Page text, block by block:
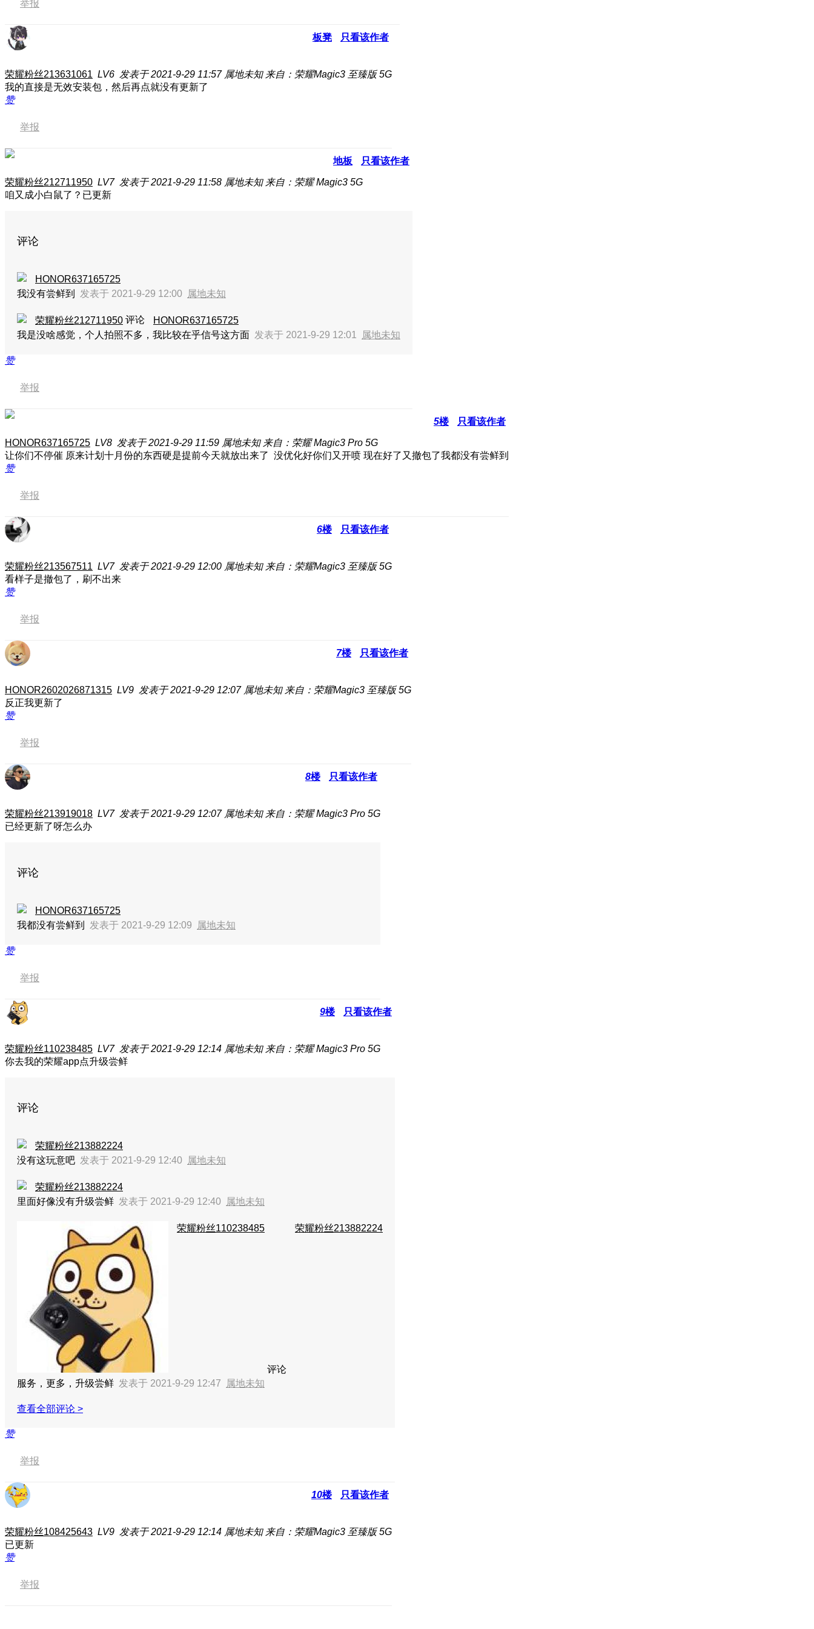
举报
板凳 只看该作者
荣耀粉丝213631061 LV6 发表于 2021-9-29 11:57 属地未知 来自：荣耀Magic3 至臻版 5G
我的直接是无效安装包，然后再点就没有更新了
赞
举报
地板 只看该作者
荣耀粉丝212711950 LV7 发表于 2021-9-29 11:58 属地未知 来自：荣耀 Magic3 5G
咱又成小白鼠了？已更新
评论
HONOR637165725
我没有尝鲜到 发表于 2021-9-29 12:00 属地未知
荣耀粉丝212711950 评论
HONOR637165725
我是没啥感觉，个人拍照不多，我比较在乎信号这方面 发表于 2021-9-29 12:01 属地未知
赞
举报
5楼 只看该作者
HONOR637165725 LV8 发表于 2021-9-29 11:59 属地未知 来自：荣耀 Magic3 Pro 5G
让你们不停催 原来计划十月份的东西硬是提前今天就放出来了 没优化好你们又开喷 现在好了又撤包了我都没有尝鲜到
赞
举报
6楼 只看该作者
荣耀粉丝213567511 LV7 发表于 2021-9-29 12:00 属地未知 来自：荣耀Magic3 至臻版 5G
看样子是撤包了，刷不出来
赞
举报
7楼 只看该作者
HONOR2602026871315 LV9 发表于 2021-9-29 12:07 属地未知 来自：荣耀Magic3 至臻版 5G
反正我更新了
赞
举报
8楼 只看该作者
荣耀粉丝213919018 LV7 发表于 2021-9-29 12:07 属地未知 来自：荣耀 Magic3 Pro 5G
已经更新了呀怎么办
评论
HONOR637165725
我都没有尝鲜到 发表于 2021-9-29 12:09 属地未知
赞
举报
9楼 只看该作者
荣耀粉丝110238485 LV7 发表于 2021-9-29 12:14 属地未知 来自：荣耀 Magic3 Pro 5G
你去我的荣耀app点升级尝鲜
评论
荣耀粉丝213882224
没有这玩意吧 发表于 2021-9-29 12:40 属地未知
荣耀粉丝213882224
里面好像没有升级尝鲜 发表于 2021-9-29 12:40 属地未知
荣耀粉丝110238485
评论
荣耀粉丝213882224
服务，更多，升级尝鲜 发表于 2021-9-29 12:47 属地未知
查看全部评论 >
赞
举报
10楼 只看该作者
荣耀粉丝108425643 LV9 发表于 2021-9-29 12:14 属地未知 来自：荣耀Magic3 至臻版 5G
已更新
赞
举报